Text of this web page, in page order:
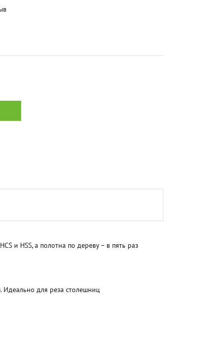
и HSS, а полотна по дереву – в пять раз
Идеально для реза столешниц